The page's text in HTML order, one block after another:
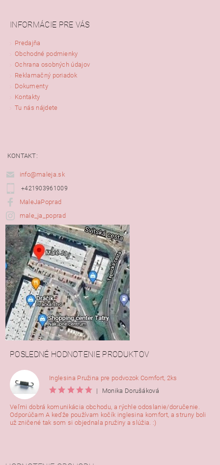
INFORMÁCIE PRE VÁS
Predajňa
Obchodné podmienky
Ochrana osobných údajov
Reklamačný poriadok
Dokumenty
Kontakty
Tu nás nájdete
KONTAKT:
info@maleja.sk
+421903961009
MaleJaPoprad
male_ja_poprad
POSLEDNÉ HODNOTENIE PRODUKTOV
Inglesina Pružina pre podvozok Comfort, 2ks
|
Monika Dorušáková
Veľmi dobrá komunikácia obchodu, a rýchle odoslanie/doručenie.
Odporúčam A keďže používam kočík inglesina komfort, a struny boli
už zničené tak som si objednala pružiny a slúžia. :)